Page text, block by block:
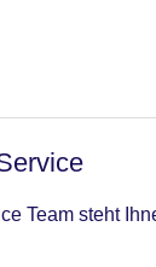
Team steht